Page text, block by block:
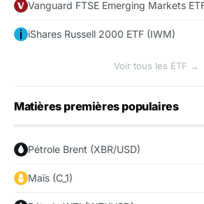
Vanguard FTSE Emerging Markets
iShares Russell 2000 ETF (IWM)
Voir tous les ETF →
Matières premières populaires
Pétrole Brent (XBR/USD)
Maïs (C_1)